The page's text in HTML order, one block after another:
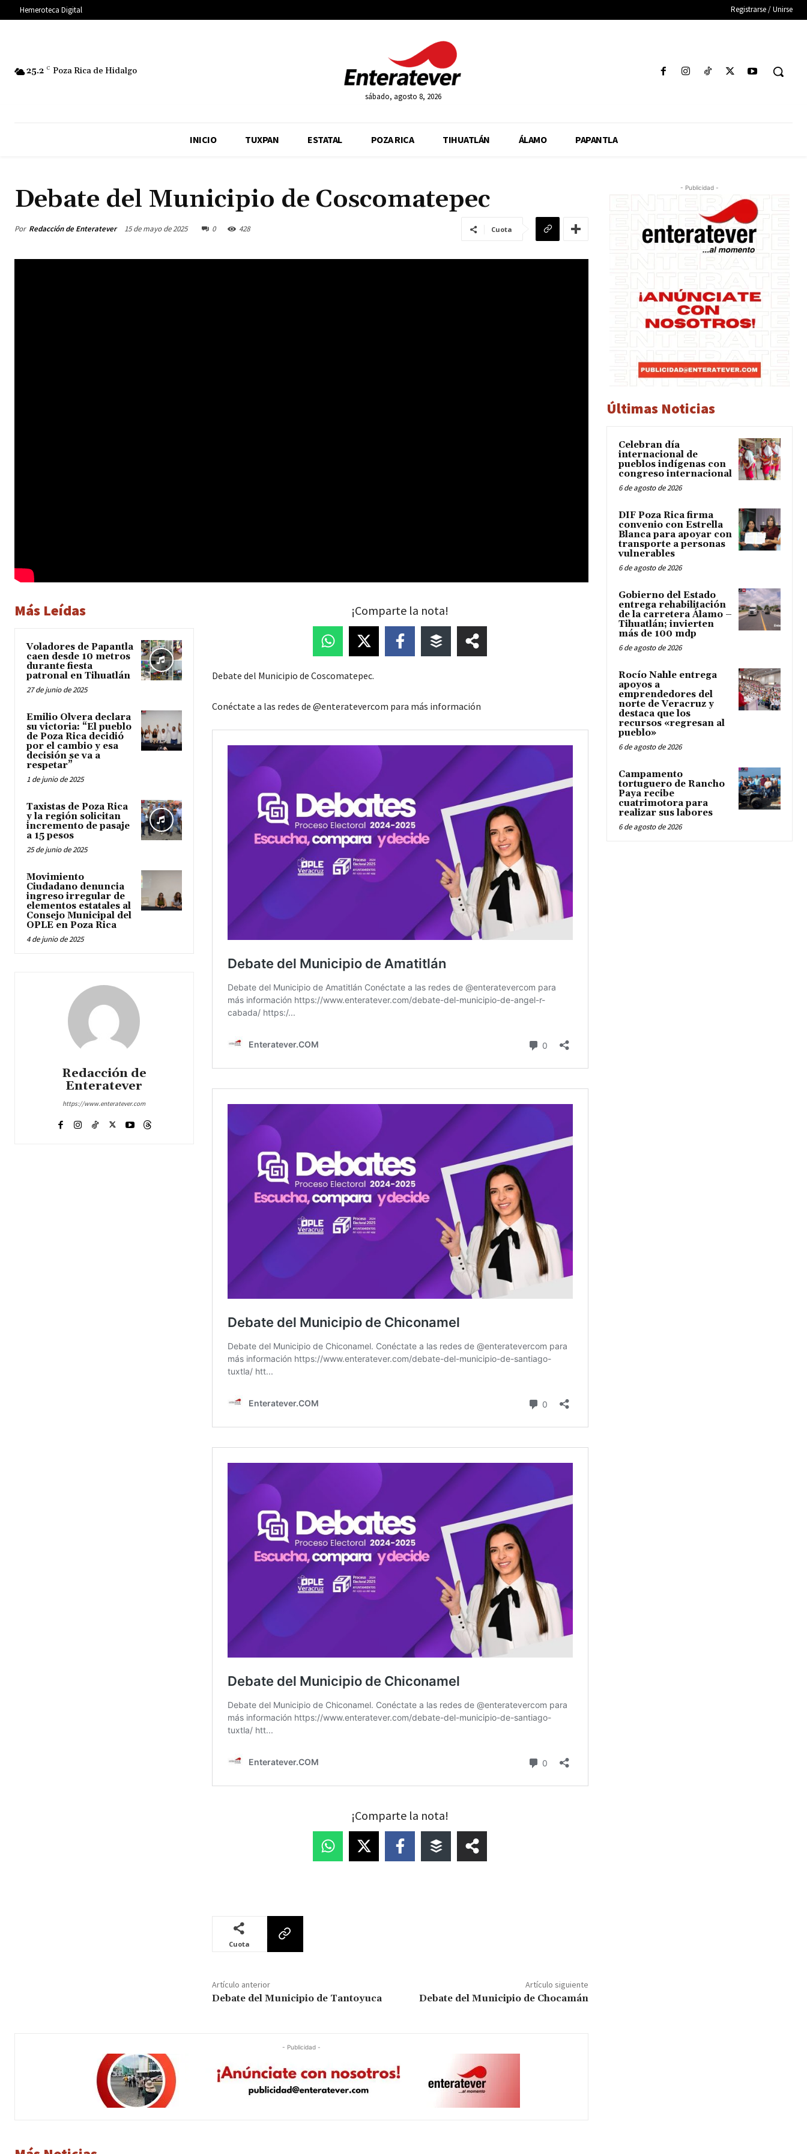
Hemeroteca Digital Registrarse / Unirse
25.2 C Poza Rica de Hidalgo
sábado, agosto 8, 2026
INICIO TUXPAN ESTATAL POZA RICA TIHUATLÁN ÁLAMO PAPANTLA
Debate del Municipio de Coscomatepec
Por Redacción de Enteratever 15 de mayo de 2025 0 428 Cuota
Más Leídas
Voladores de Papantla
caen desde 10 metros
durante fiesta
patronal en Tihuatlán
27 de junio de 2025
Emilio Olvera declara
su victoria: “El pueblo
de Poza Rica decidió
por el cambio y esa
decisión se va a
respetar”
1 de junio de 2025
Taxistas de Poza Rica
y la región solicitan
incremento de pasaje
a 15 pesos
25 de junio de 2025
Movimiento
Ciudadano denuncia
ingreso irregular de
elementos estatales al
Consejo Municipal del
OPLE en Poza Rica
4 de junio de 2025
Redacción de
Enteratever
https://www.enteratever.com
¡Comparte la nota!
Debate del Municipio de Coscomatepec.
Conéctate a las redes de @enteratevercom para más información
¡Comparte la nota!
Cuota
Artículo anterior
Debate del Municipio de Tantoyuca
Artículo siguiente
Debate del Municipio de Chocamán
- Publicidad -
- Publicidad -
Últimas Noticias
Celebran día
internacional de
pueblos indígenas con
congreso internacional
6 de agosto de 2026
DIF Poza Rica firma
convenio con Estrella
Blanca para apoyar con
transporte a personas
vulnerables
6 de agosto de 2026
Gobierno del Estado
entrega rehabilitación
de la carretera Álamo –
Tihuatlán; invierten
más de 100 mdp
6 de agosto de 2026
Rocío Nahle entrega
apoyos a
emprendedores del
norte de Veracruz y
destaca que los
recursos «regresan al
pueblo»
6 de agosto de 2026
Campamento
tortuguero de Rancho
Paya recibe
cuatrimotora para
realizar sus labores
6 de agosto de 2026